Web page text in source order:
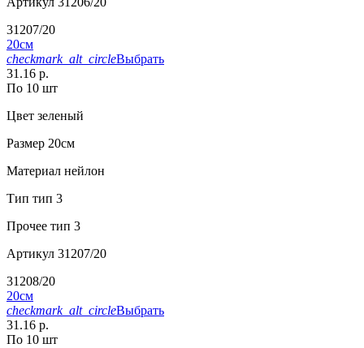
31207/20
20см
checkmark_alt_circleВыбрать
31.16 р.
По 10 шт
Цвет зеленый
Размер 20см
Материал нейлон
Тип тип 3
Прочее тип 3
Артикул 31207/20
31208/20
20см
checkmark_alt_circleВыбрать
31.16 р.
По 10 шт